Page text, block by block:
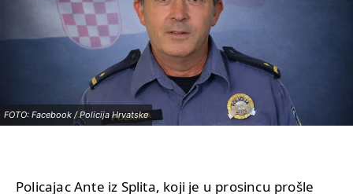
FOTO: Facebook / Policija Hrvatske
Policajac Ante iz Splita, koji je u prosincu prošle